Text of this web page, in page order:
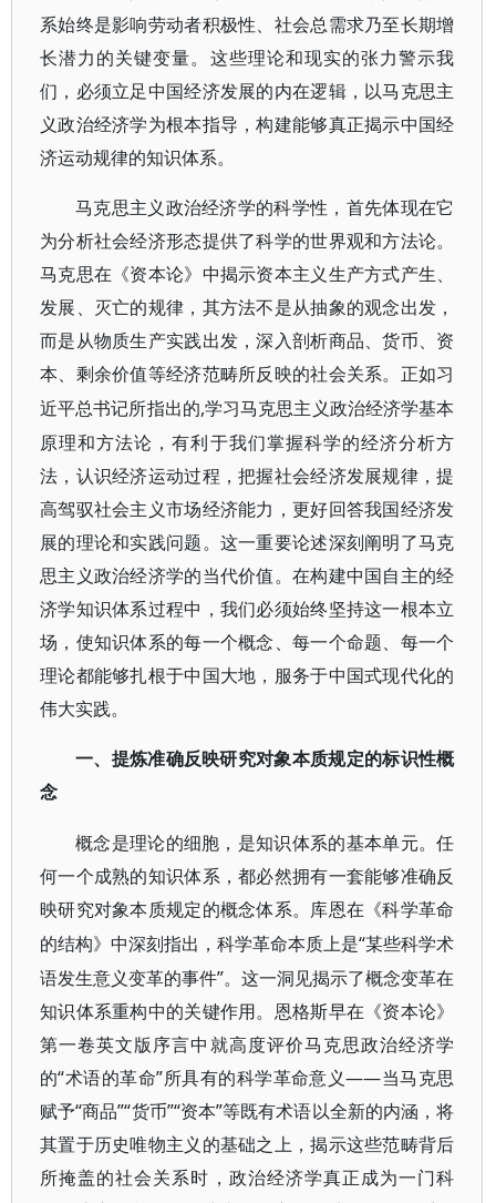
系始终是影响劳动者积极性、社会总需求乃至长期增
长潜力的关键变量。这些理论和现实的张力警示我
们，必须立足中国经济发展的内在逻辑，以马克思主
义政治经济学为根本指导，构建能够真正揭示中国经
济运动规律的知识体系。
马克思主义政治经济学的科学性，首先体现在它
为分析社会经济形态提供了科学的世界观和方法论。
马克思在《资本论》中揭示资本主义生产方式产生、
发展、灭亡的规律，其方法不是从抽象的观念出发，
而是从物质生产实践出发，深入剖析商品、货币、资
本、剩余价值等经济范畴所反映的社会关系。正如习
近平总书记所指出的,学习马克思主义政治经济学基本
原理和方法论，有利于我们掌握科学的经济分析方
法，认识经济运动过程，把握社会经济发展规律，提
高驾驭社会主义市场经济能力，更好回答我国经济发
展的理论和实践问题。这一重要论述深刻阐明了马克
思主义政治经济学的当代价值。在构建中国自主的经
济学知识体系过程中，我们必须始终坚持这一根本立
场，使知识体系的每一个概念、每一个命题、每一个
理论都能够扎根于中国大地，服务于中国式现代化的
伟大实践。
一、提炼准确反映研究对象本质规定的标识性概
念
概念是理论的细胞，是知识体系的基本单元。任
何一个成熟的知识体系，都必然拥有一套能够准确反
映研究对象本质规定的概念体系。库恩在《科学革命
的结构》中深刻指出，科学革命本质上是“某些科学术
语发生意义变革的事件”。这一洞见揭示了概念变革在
知识体系重构中的关键作用。恩格斯早在《资本论》
第一卷英文版序言中就高度评价马克思政治经济学
的“术语的革命”所具有的科学革命意义——当马克思
赋予“商品”“货币”“资本”等既有术语以全新的内涵，将
其置于历史唯物主义的基础之上，揭示这些范畴背后
所掩盖的社会关系时，政治经济学真正成为一门科